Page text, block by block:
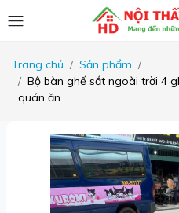
Trang chủ Sản phẩm
...
Bộ bàn ghế sắt ngoài trời 4
quán ăn